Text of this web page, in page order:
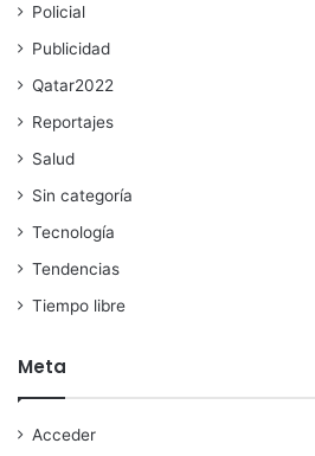
Policial
Publicidad
Qatar2022
Reportajes
Salud
Sin categoría
Tecnología
Tendencias
Tiempo libre
Meta
Acceder